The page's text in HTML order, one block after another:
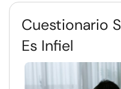
Cuestionario
Es Infiel